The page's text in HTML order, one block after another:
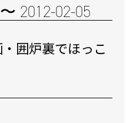
2012-02-05
囲炉裏でほっこ